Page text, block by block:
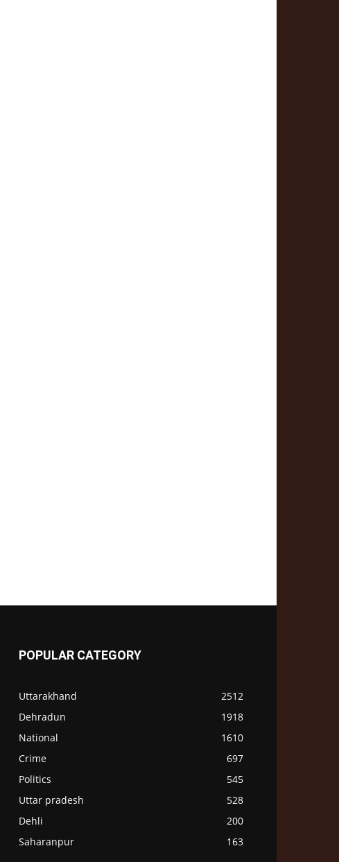
POPULAR CATEGORY
Uttarakhand
2512
Dehradun
1918
National
1610
Crime
697
Politics
545
Uttar pradesh
528
Dehli
200
Saharanpur
163